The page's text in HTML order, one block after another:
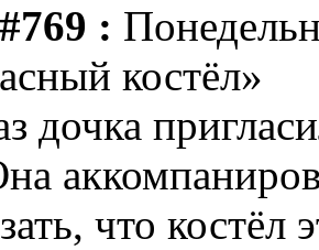
:
костёл»
дочка
что